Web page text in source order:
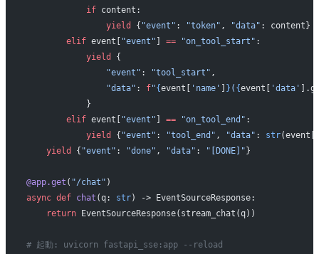
            if
content:
                yield
{ "event" : "token" , "data" : content}
        elif
event[ "event" ] == "on_tool_start" :
            yield
{
                "event"
: "tool_start" ,
                "data"
: f"{event[ 'name' ] } ( {event[ 'data'
            }
        elif
event[ "event" ] == "on_tool_end" :
            yield
{ "event" : "tool_end" , "data" : str(event[
    yield
{ "event" : "done" , "data" : "[DONE]"}
@app.get ( "/chat" )
async def chat (q: str) -> EventSourceResponse:
    return
EventSourceResponse(stream_chat(q))
# 起動: uvicorn fastapi_sse:app --reload